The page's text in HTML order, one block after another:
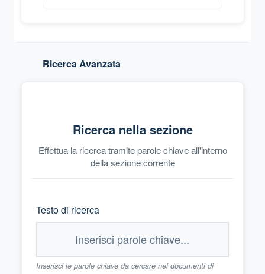
Ricerca Avanzata
Ricerca nella sezione
Effettua la ricerca tramite parole chiave all'interno
della sezione corrente
Testo di ricerca
Inserisci le parole chiave da cercare nei documenti di